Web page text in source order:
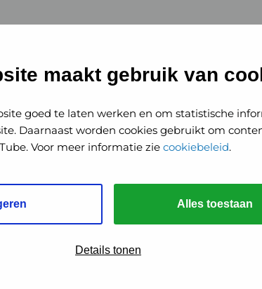
maakt gebruik van
goed te laten werken en om statistische
Daarnaast worden cookies gebruikt om
Voor meer informatie zie cookiebeleid.
Alles toestaan
Details tonen